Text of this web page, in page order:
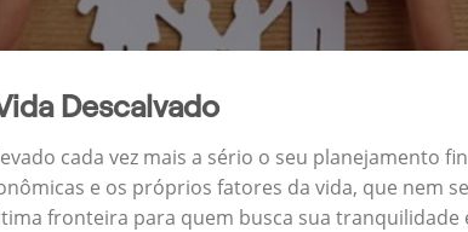
Descalvado
cada vez mais a sério o seu planejamento
e os próprios fatores da vida, que nem
fronteira para quem busca sua